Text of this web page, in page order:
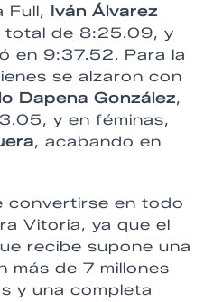
Full,
Iván Álvarez
total de 8:25.09, y
en 9:37.52. Para la
se alzaron con
Dapena González,
y en féminas,
, acabando en
convertirse en todo
Vitoria, ya que el
recibe supone una
más de 7 millones
y una completa